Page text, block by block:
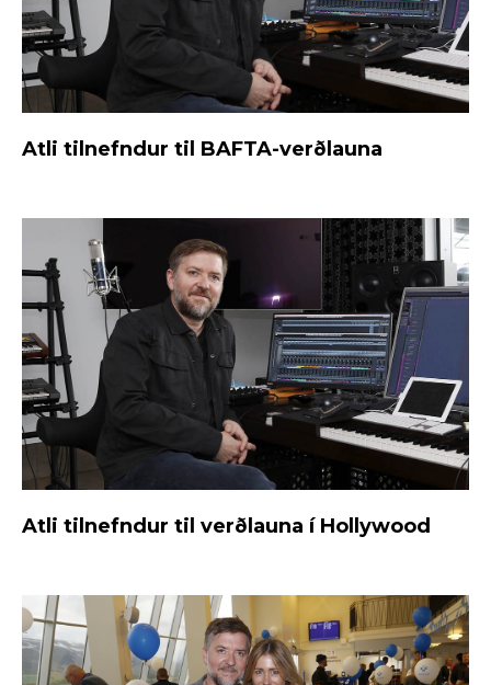
Atli tilnefndur til BAFTA-verðlauna
Atli tilnefndur til verðlauna í Hollywood